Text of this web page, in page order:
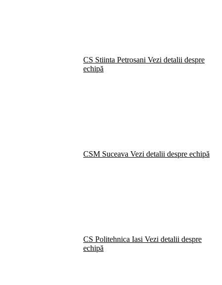
CS Stiinta Petrosani Vezi detalii despre
echipă
CSM Suceava Vezi detalii despre echipă
CS Politehnica Iasi Vezi detalii despre
echipă